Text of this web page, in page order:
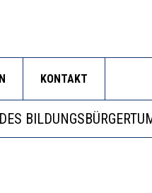
KONTAKT
IM
TRÄGT